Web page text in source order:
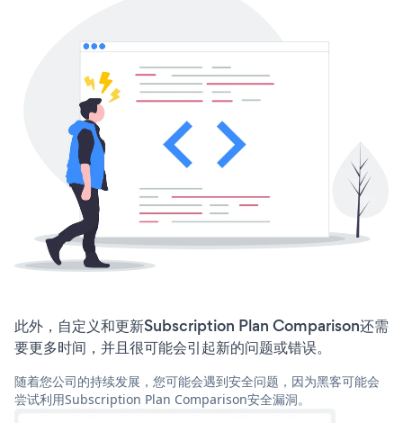
此外，自定义和更新Subscription Plan Comparison还需
要更多时间，并且很可能会引起新的问题或错误。
随着您公司的持续发展，您可能会遇到安全问题，因为黑客可能会
尝试利用Subscription Plan Comparison安全漏洞。